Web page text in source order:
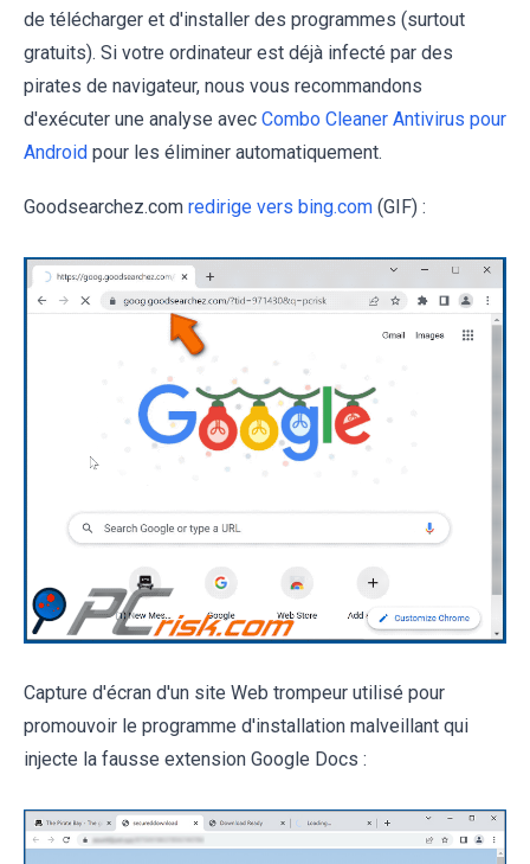
de télécharger et d'installer des programmes (surtout
gratuits). Si votre ordinateur est déjà infecté par des
pirates de navigateur, nous vous recommandons
d'exécuter une analyse avec Combo Cleaner Antivirus pour
Android pour les éliminer automatiquement.
Goodsearchez.com redirige vers bing.com (GIF) :
Capture d'écran d'un site Web trompeur utilisé pour
promouvoir le programme d'installation malveillant qui
injecte la fausse extension Google Docs :